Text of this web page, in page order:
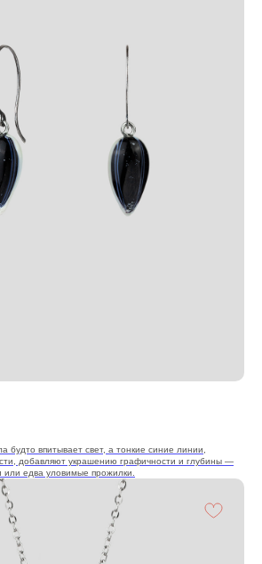
будто впитывает свет, а тонкие синие линии,
добавляют украшению графичности и глубины —
или едва уловимые прожилки.